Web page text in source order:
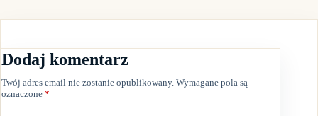
Dodaj komentarz
Twój adres email nie zostanie opublikowany. Wymagane pola są
oznaczone *